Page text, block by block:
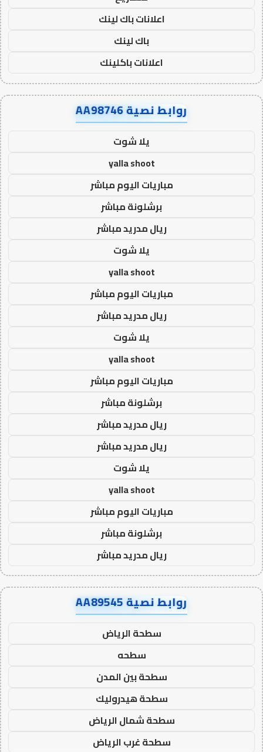
اعلانات باك لينك
باك لينك
اعلانات باكلينك
روابط نصية AA98746
يلا شوت
yalla shoot
مباريات اليوم مباشر
برشلونة مباشر
ريال مدريد مباشر
يلا شوت
yalla shoot
مباريات اليوم مباشر
ريال مدريد مباشر
يلا شوت
yalla shoot
مباريات اليوم مباشر
برشلونة مباشر
ريال مدريد مباشر
ريال مدريد مباشر
يلا شوت
yalla shoot
مباريات اليوم مباشر
برشلونة مباشر
ريال مدريد مباشر
روابط نصية AA89545
سطحة الرياض
سطحه
سطحة بين المدن
سطحة هيدروليك
سطحة شمال الرياض
سطحة غرب الرياض